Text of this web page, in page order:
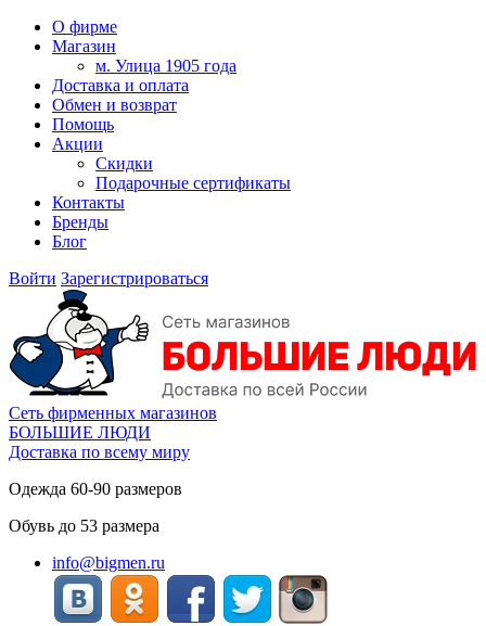
О фирме
Магазин
м. Улица 1905 года
Доставка и оплата
Обмен и возврат
Помощь
Акции
Скидки
Подарочные сертификаты
Контакты
Бренды
Блог
Войти Зарегистрироваться
Сеть фирменных магазинов
БОЛЬШИЕ ЛЮДИ
Доставка по всему миру
Одежда 60-90 размеров
Обувь до 53 размера
info@bigmen.ru